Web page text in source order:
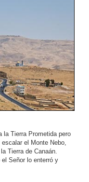
la Tierra Prometida pero
el Monte Nebo,
Tierra de Canaán.
Señor lo enterró y